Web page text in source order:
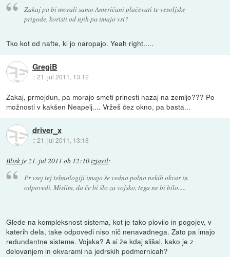
Zakaj pa bi morali samo Američani plačevati te vesoljske
prigode, koristi od njih pa imajo vsi?
Tko kot od nafte, ki jo naropajo. Yeah right.....
GregiB
::21. jul 2011, 13:12
Zakaj, prmejdun, pa morajo smeti prinesti nazaj na zemljo??? Po
možnosti v kakšen Neapelj.... Vržeš čez okno, pa basta...
driver_x
::21. jul 2011, 13:18
Blisk je 21. jul 2011 ob 12:10izjavil:
Pr vsej tej tehnologiji imajo še vedno polno nekih okvar in
odpovedi. Mislim, da če bi šlo za vojsko, tega ne bi bilo.....
Glede na kompleksnost sistema, kot je tako plovilo in pogojev, v
katerih dela, take odpovedi niso nič nenavadnega. Zato pa imajo
redundantne sisteme. Vojska? A si že kdaj slišal, kako je z
delovanjem in okvarami na jedrskih podmornicah?